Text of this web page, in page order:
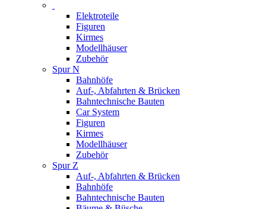
Elektroteile
Figuren
Kirmes
Modellhäuser
Zubehör
Spur N
Bahnhöfe
Auf-, Abfahrten & Brücken
Bahntechnische Bauten
Car System
Figuren
Kirmes
Modellhäuser
Zubehör
Spur Z
Auf-, Abfahrten & Brücken
Bahnhöfe
Bahntechnische Bauten